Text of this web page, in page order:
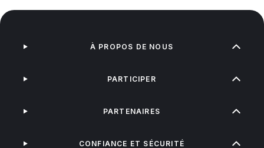
À PROPOS DE NOUS
PARTICIPER
PARTENAIRES
CONFIANCE ET SÉCURITÉ